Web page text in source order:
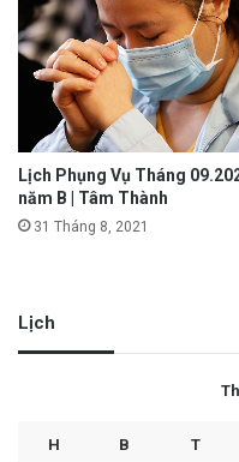
Lịch Phụng Vụ Tháng
năm B | Tâm Thành
31 Tháng 8, 2021
Lịch
H B T